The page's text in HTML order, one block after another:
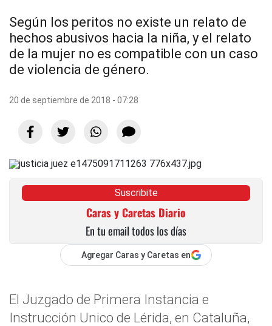
Según los peritos no existe un relato de
hechos abusivos hacia la niña, y el relato
de la mujer no es compatible con un caso
de violencia de género.
20 de septiembre de 2018 - 07:28
Suscribite
Caras y Caretas Diario
En tu email todos los días
Agregar Caras y Caretas en
El Juzgado de Primera Instancia e
Instrucción Unico de Lérida, en Cataluña,